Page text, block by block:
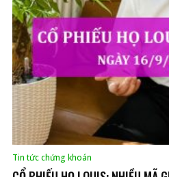
Tin tức chứng khoán